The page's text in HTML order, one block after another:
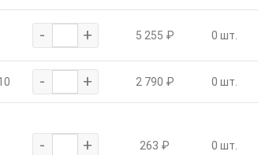
- + 5 255 ₽ 0 шт.
- + 2 790 ₽ 0 шт.
- + 263 ₽ 0 шт.